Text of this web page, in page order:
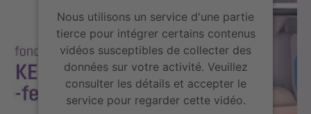
Nous utilisons un service d'une partie
tierce pour intégrer certains contenus
vidéos susceptibles de collecter des
données sur votre activité. Veuillez
consulter les détails et accepter le
service pour regarder cette vidéo.